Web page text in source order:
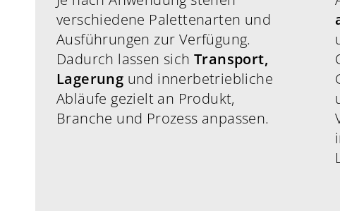
verschiedene Palettenarten und
Ausführungen zur Verfügung.
Dadurch lassen sich Transport,
Lagerung und innerbetriebliche
Abläufe gezielt an Produkt,
Branche und Prozess anpassen.